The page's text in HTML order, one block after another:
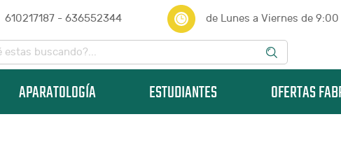
610217187 - 636552344 de Lunes a Viernes de
APARATOLOGÍA ESTUDIANTES OFERTAS